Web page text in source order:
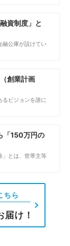
資制度」と
融公庫が設けてい
創業計画
るビジョンを誰に
「150万円の
」とは、世帯主等
ちら
け！